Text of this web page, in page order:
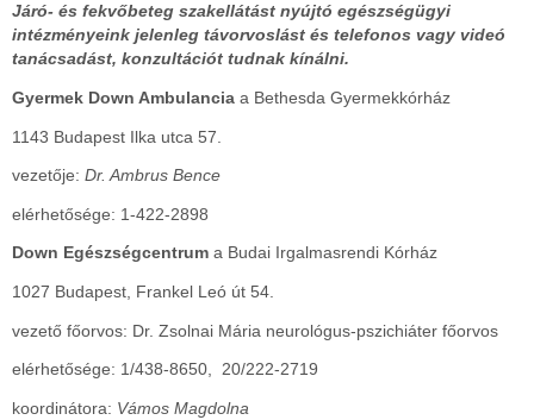
Járó- és fekvőbeteg szakellátást nyújtó egészségügyi
intézményeink jelenleg távorvoslást és telefonos vagy videó
tanácsadást, konzultációt tudnak kínálni.
Gyermek Down Ambulancia a Bethesda Gyermekkórház
1143 Budapest Ilka utca 57.
vezetője: Dr. Ambrus Bence
elérhetősége: 1-422-2898
Down Egészségcentrum a Budai Irgalmasrendi Kórház
1027 Budapest, Frankel Leó út 54.
vezető főorvos: Dr. Zsolnai Mária neurológus-pszichiáter főorvos
elérhetősége: 1/438-8650, 20/222-2719
koordinátora: Vámos Magdolna